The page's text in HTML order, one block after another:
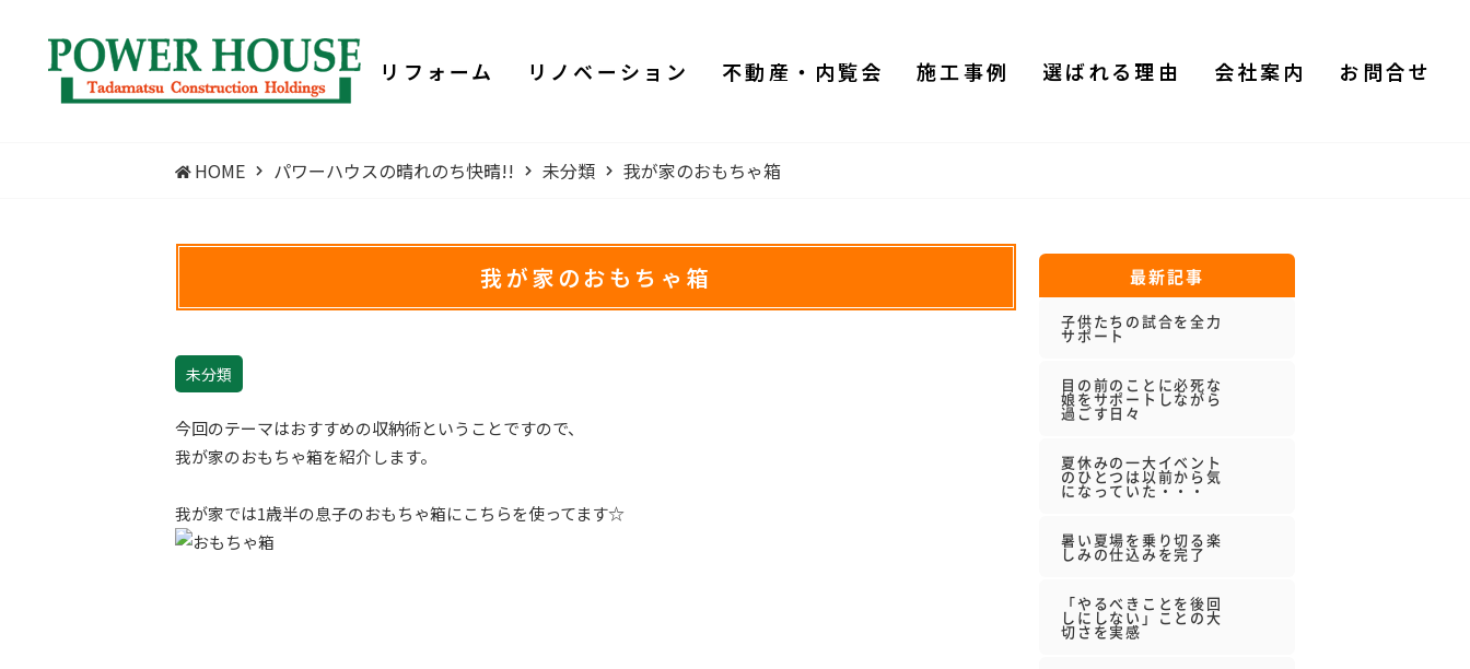
リフォーム リノベーション 不動産・内覧会 施工事例 選ばれる理由 会社案内 お問合せ
HOME パワーハウスの晴れのち快晴!! 未分類 我が家のおもちゃ箱
我が家のおもちゃ箱
未分類
今回のテーマはおすすめの収納術ということですので、
我が家のおもちゃ箱を紹介します。
我が家では1歳半の息子のおもちゃ箱にこちらを使ってます☆
最新記事
子供たちの試合を全力
サポート
目の前のことに必死な
娘をサポートしながら
過ごす日々
夏休みの一大イベント
のひとつは以前から気
になっていた・・・
暑い夏場を乗り切る楽
しみの仕込みを完了
「やるべきことを後回
しにしない」ことの大
切さを実感